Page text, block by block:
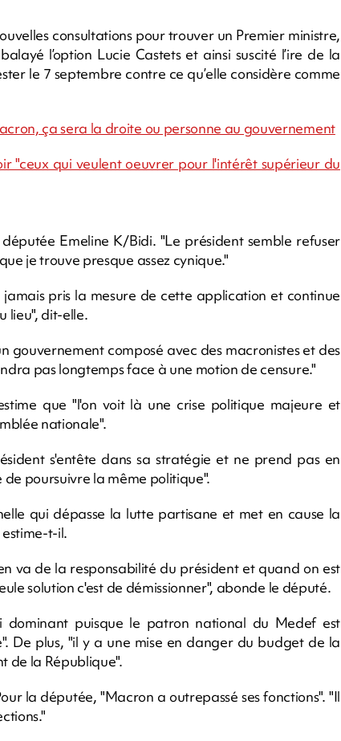
consultations pour trouver un Premier ministre,
l’option Lucie Castets et ainsi suscité l’ire de la
le 7 septembre contre ce qu’elle considère comme
ça sera la droite ou personne au gouvernement
"ceux qui veulent oeuvrer pour l'intérêt supérieur du
Emeline K/Bidi. "Le président semble refuser
je trouve presque assez cynique."
pris la mesure de cette application et continue
lieu", dit-elle.
gouvernement composé avec des macronistes et des
pas longtemps face à une motion de censure."
que "l'on voit là une crise politique majeure et
nationale".
s'entête dans sa stratégie et ne prend pas en
de poursuivre la même politique".
qui dépasse la lutte partisane et met en cause la
t-il.
va de la responsabilité du président et quand on est
solution c'est de démissionner", abonde le député.
puisque le patron national du Medef est
De plus, "il y a une mise en danger du budget de la
de la République".
la députée, "Macron a outrepassé ses fonctions". "Il